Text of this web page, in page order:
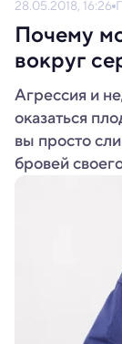
28.05.2018, 16:26
Почему
вокруг
Агрессия и
оказаться
вы просто
бровей